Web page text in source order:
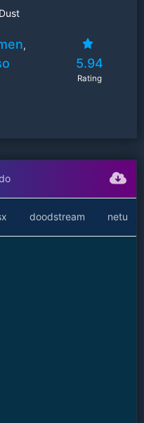
,
5.94
Rating
doodstream netu